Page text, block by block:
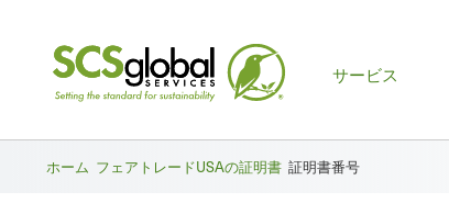
サービス
ホーム フェアトレードUSAの証明書 証明書番号